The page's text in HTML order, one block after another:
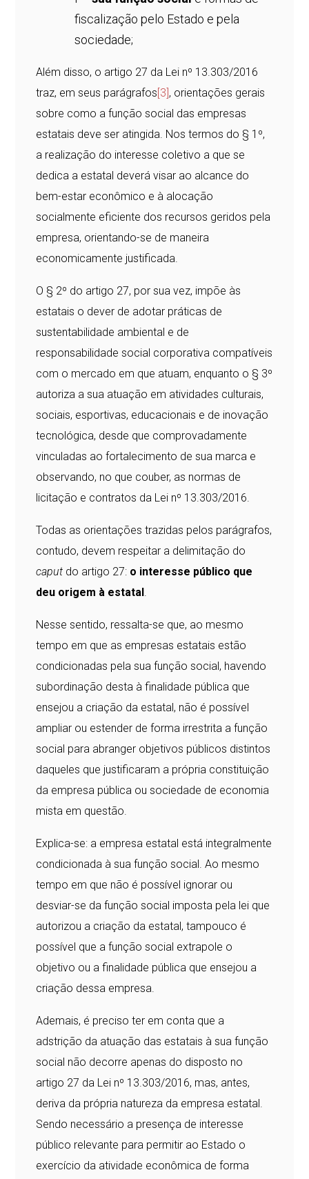
fiscalização pelo Estado e pela
sociedade;
Além disso, o artigo 27 da Lei nº 13.303/2016
traz, em seus parágrafos [3] , orientações gerais
sobre como a função social das empresas
estatais deve ser atingida. Nos termos do § 1º,
a realização do interesse coletivo a que se
dedica a estatal deverá visar ao alcance do
bem-estar econômico e à alocação
socialmente eficiente dos recursos geridos pela
empresa, orientando-se de maneira
economicamente justificada.
O § 2º do artigo 27, por sua vez, impõe às
estatais o dever de adotar práticas de
sustentabilidade ambiental e de
responsabilidade social corporativa compatíveis
com o mercado em que atuam, enquanto o § 3º
autoriza a sua atuação em atividades culturais,
sociais, esportivas, educacionais e de inovação
tecnológica, desde que comprovadamente
vinculadas ao fortalecimento de sua marca e
observando, no que couber, as normas de
licitação e contratos da Lei nº 13.303/2016.
Todas as orientações trazidas pelos parágrafos,
contudo, devem respeitar a delimitação do
caput do artigo 27: o interesse público que
deu origem à estatal .
Nesse sentido, ressalta-se que, ao mesmo
tempo em que as empresas estatais estão
condicionadas pela sua função social, havendo
subordinação desta à finalidade pública que
ensejou a criação da estatal, não é possível
ampliar ou estender de forma irrestrita a função
social para abranger objetivos públicos distintos
daqueles que justificaram a própria constituição
da empresa pública ou sociedade de economia
mista em questão.
Explica-se: a empresa estatal está integralmente
condicionada à sua função social. Ao mesmo
tempo em que não é possível ignorar ou
desviar-se da função social imposta pela lei que
autorizou a criação da estatal, tampouco é
possível que a função social extrapole o
objetivo ou a finalidade pública que ensejou a
criação dessa empresa.
Ademais, é preciso ter em conta que a
adstrição da atuação das estatais à sua função
social não decorre apenas do disposto no
artigo 27 da Lei nº 13.303/2016, mas, antes,
deriva da própria natureza da empresa estatal.
Sendo necessário a presença de interesse
público relevante para permitir ao Estado o
exercício da atividade econômica de forma